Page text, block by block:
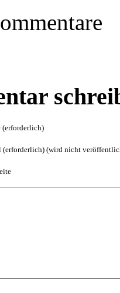
(erforderlich)
(erforderlich) (wird nicht